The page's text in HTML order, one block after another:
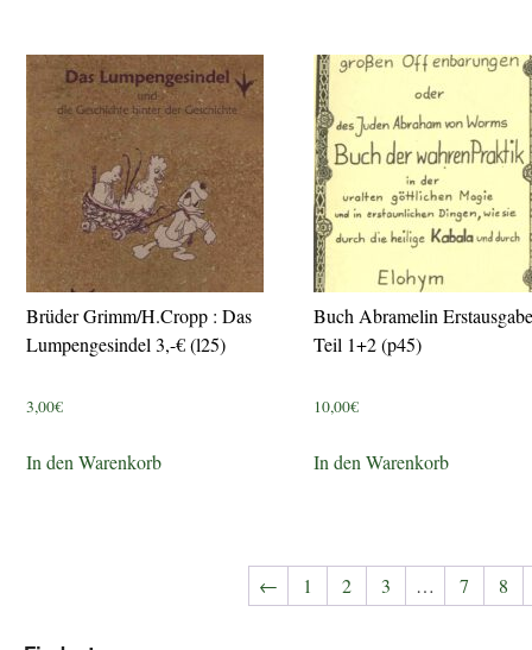
Brüder Grimm/H.Cropp : Das
Lumpengesindel 3,-€ (l25)
3,00€
In den Warenkorb
Buch Abramelin Erstausgabe
Teil 1+2 (p45)
10,00€
In den Warenkorb
← 1 2 3 … 7 8